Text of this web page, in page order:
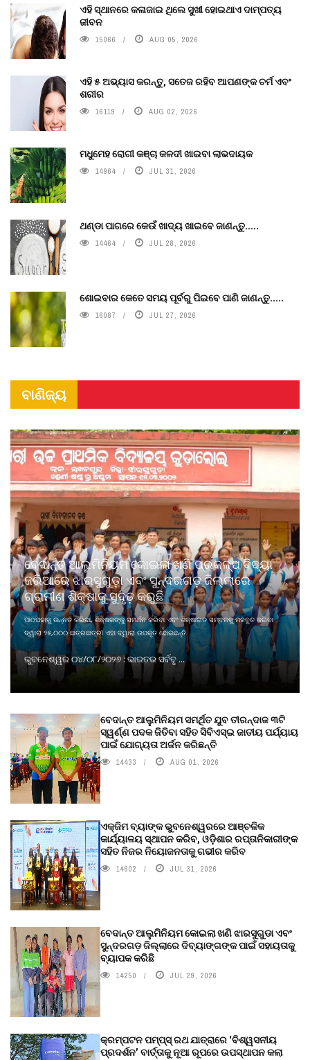
ଏହି ସ୍ଥାନରେ କଳାଜାଇ ଥିଲେ ସୁଖୀ ହୋଇଥାଏ ଦାମ୍ପତ୍ୟ
ଜୀବନ
15066 AUG 05, 2026
ଏହି ୫ ଅଭ୍ୟାସ କରନ୍ତୁ, ସତେଜ ରହିବ ଆପଣଙ୍କ ଚର୍ମ ଏବଂ
ଶରୀର
16119 AUG 02, 2026
ମଧୁମେହ ରୋଗୀ କଞ୍ଚା କଳଦୀ ଖାଇବା ଲାଭଦାୟକ
14964 JUL 31, 2026
ଥଣ୍ଡା ପାଗରେ କେଉଁ ଖାଦ୍ୟ ଖାଇବେ ଜାଣନ୍ତୁ.....
14464 JUL 28, 2026
ଶୋଇବାର କେତେ ସମୟ ପୂର୍ବରୁ ପିଇବେ ପାଣି ଜାଣନ୍ତୁ.....
16087 JUL 27, 2026
ବାଣିଜ୍ୟ
ବେଦାନ୍ତ ଆଲୁମିନିୟମ କୋଇଲା ଖଣି ପ୍ରକଳ୍ପ ବିଦ୍ୟା
ଜରିଆରେ ଝାରସୁଗୁଡ଼ା ଏବଂ ସୁନ୍ଦରଗଡ଼ ଜିଲ୍ଲାରେ
ଗ୍ରାମୀଣ ଶିକ୍ଷାକୁ ସୁଦୃଢ଼ କରୁଛି
ପାଠପଢାକୁ ଉନ୍ନତ କରିବା, ଶିକ୍ଷକଙ୍କୁ ସମର୍ଥନ କରିବା ଏବଂ ଶିକ୍ଷାଗତ ସମ୍ବଳକୁ ମଜବୁତ କରିବା
ଦ୍ୱାରା ୨୫,୦୦୦ ଛାତ୍ରଛାତ୍ରୀ ଏହା ଦ୍ୱାରା ଉପକୃତ ହୋଇଛନ୍ତି
ଭୁବନେଶ୍ୱର ୦୪/୦୮/୨୦୨୬ : ଭାରତର ସର୍ବବୃ ...
ବେଦାନ୍ତ ଆଲୁମିନିୟମ ସମର୍ଥିତ ଯୁବ ତୀରନ୍ଦାଜ ୩ଟି
ସ୍ୱର୍ଣ୍ଣ ପଦକ ଜିତିବା ସହିତ ସିବିଏସ୍ଇ ଜାତୀୟ ପର୍ଯ୍ୟାୟ
ପାଇଁ ଯୋଗ୍ୟତା ଅର୍ଜନ କରିଛନ୍ତି
14433 AUG 01, 2026
ଏକ୍ଜିମ ବ୍ୟାଙ୍କ ଭୁବନେଶ୍ୱରରେ ଆଞ୍ଚଳିକ
କାର୍ଯ୍ୟାଳୟ ସ୍ଥାପନ କରିବ, ଓଡ଼ିଶାର ରପ୍ତାନିକାରୀଙ୍କ
ସହିତ ନିଜର ନିୟୋଜନତାକୁ ଗଭୀର କରିବ
14602 JUL 31, 2026
ବେଦାନ୍ତ ଆଲୁମିନିୟମ କୋଇଲା ଖଣି ଝାରସୁଗୁଡା ଏବଂ
ସୁନ୍ଦରଗଡ଼ ଜିଲ୍ଲାରେ ଦିବ୍ୟାଙ୍ଗଙ୍କ ପାଇଁ ସହାୟତାକୁ
ବ୍ୟାପକ କରିଛି
14250 JUL 29, 2026
କ୍ରମ୍ପଟନ ପମ୍ପ୍‌ସ୍‌ ରଥ ଯାତ୍ରାରେ ‘ବିଶ୍ୱସନୀୟ
ପ୍ରଦର୍ଶନ’ ବାର୍ତ୍ତାକୁ ନୂଆ ରୂପରେ ଉପସ୍ଥାପନ କଲା